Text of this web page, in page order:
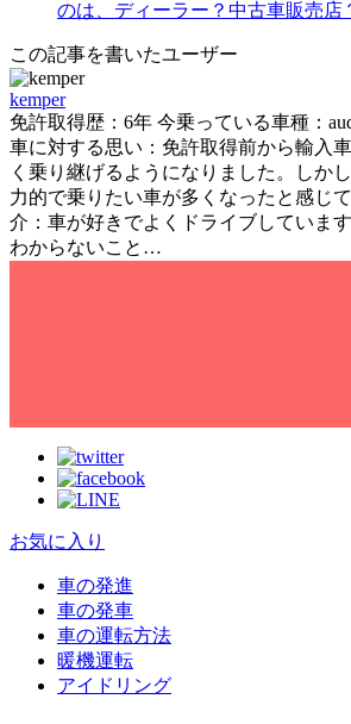
この記事を書いたユーザー
kemper
免許取得歴：6年 今乗っている車種：
車に対する思い：免許取得前から輸入
く乗り継げるようになりました。しか
力的で乗りたい車が多くなったと感じ
介：車が好きでよくドライブしていま
わからないこと…
お気に入り
車の発進
車の発車
車の運転方法
暖機運転
アイドリング